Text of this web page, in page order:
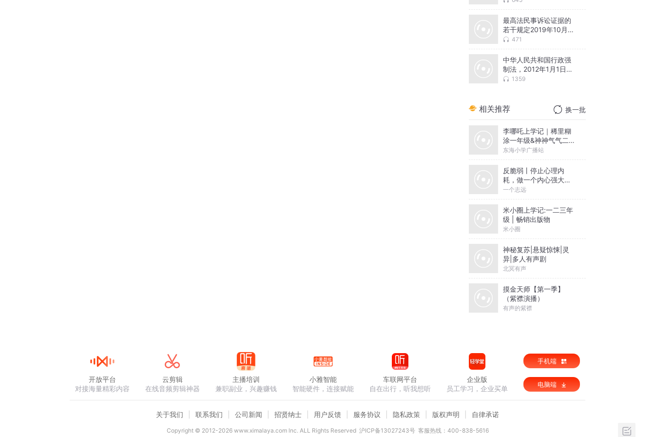
最高法民事诉讼证据的
若干规定2019年10月14
日 471
中华人民共和国行政强
制法，2012年1月1日施
行 1359
相关推荐 换一批
李哪吒上学记｜稀里糊
涂一年级&神神气气二年
级
东海小学广播站
反脆弱丨停止心理内
耗，做一个内心强大的
人丨一个志远演播
一个志远
米小圈上学记:一二三年
级 | 畅销出版物
米小圈
神秘复苏|悬疑惊悚|灵
异|多人有声剧
北冥有声
摸金天师【第一季】
（紫襟演播）
有声的紫襟
开放平台
对接海量精彩内容
云剪辑
在线音频剪辑神器
主播培训
兼职副业，兴趣赚钱
小雅智能
智能硬件，连接赋能
车联网平台
自在出行，听我想听
企业版
员工学习，企业买单
手机端
电脑端
关于我们 联系我们 公司新闻 招贤纳士 用户反馈 服务协议 隐私政策 版权声明 自律承诺
Copyright © 2012-2026www.ximalaya.com lnc. ALL Rights Reserved 沪ICP备13027243号 客服热线：400-838-5616